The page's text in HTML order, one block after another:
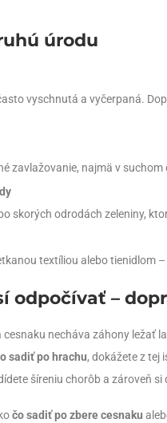
úrodu
vyschnutá a vyčerpaná.
zavlažovanie, najmä v
skorých odrodách zeleniny,
textíliou alebo tienidlom
odpočívať –
necháva záhony ležať
sadiť po hrachu, dokážete z tej
šíreniu chorôb a zároveň
čo sadiť po zbere cesnaku